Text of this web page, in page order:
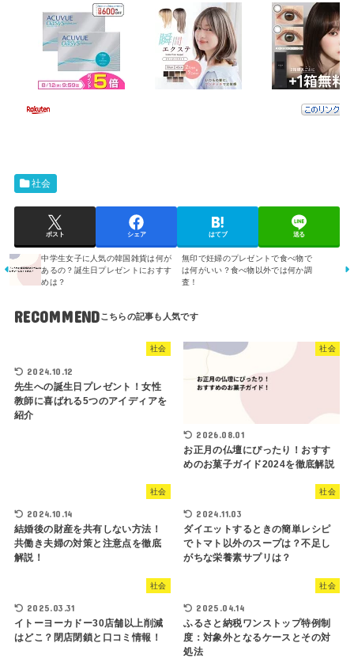
社会
ポスト シェア はてブ 送る
中学生女子に人気の韓国雑貨は何が
あるの？誕生日プレゼントにおすす
めは？
無印で妊婦のプレゼントで食べ物で
は何がいい？食べ物以外では何か調
査！
RECOMMEND
社会
2024.10.12
先生への誕生日プレゼント！女性
教師に喜ばれる5つのアイディアを
紹介
社会
2026.08.01
お正月の仏壇にぴったり！おすす
めのお菓子ガイド2024を徹底解説
社会
2024.10.14
結婚後の財産を共有しない方法！
共働き夫婦の対策と注意点を徹底
解説！
社会
2024.11.03
ダイエットするときの簡単レシピ
でトマト以外のスープは？不足し
がちな栄養素サプリは？
社会
2025.03.31
イトーヨーカドー30店舗以上削減
はどこ？閉店閉鎖と口コミ情報！
社会
2025.04.14
ふるさと納税ワンストップ特例制
度：対象外となるケースとその対
処法